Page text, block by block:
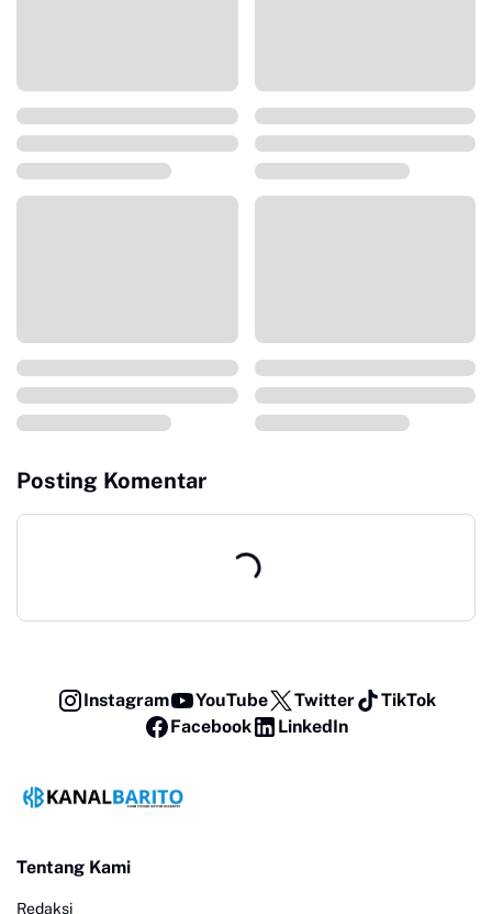
Posting Komentar
Instagram YouTube Twitter
TikTok
Facebook
LinkedIn
Tentang Kami
Redaksi